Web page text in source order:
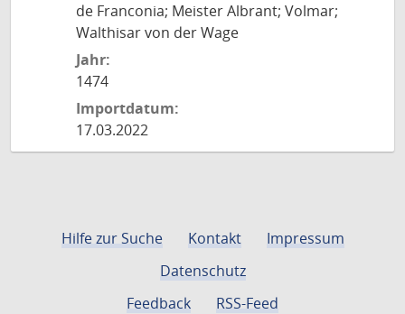
de Franconia; Meister Albrant; Volmar;
Walthisar von der Wage
Jahr:
1474
Importdatum:
17.03.2022
Hilfe zur Suche Kontakt
Impressum
Datenschutz
Feedback
RSS-Feed